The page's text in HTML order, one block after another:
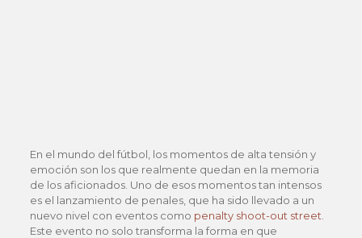
En el mundo del fútbol, los momentos de alta tensión y
emoción son los que realmente quedan en la memoria
de los aficionados. Uno de esos momentos tan intensos
es el lanzamiento de penales, que ha sido llevado a un
nuevo nivel con eventos como penalty shoot-out street
Este evento no solo transforma la forma en que